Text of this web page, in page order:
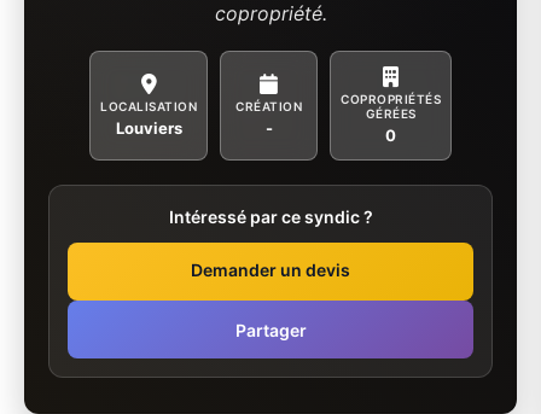
copropriété.
LOCALISATION
Louviers
CRÉATION
-
COPROPRIÉTÉS
GÉRÉES
0
Intéressé par ce syndic ?
Demander un devis
Partager